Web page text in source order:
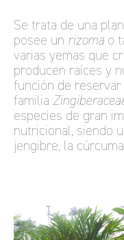
Se trata de una
posee un rizoma o
varias yemas que
producen raíces y
función de
familia
especies de gran
nutricional, siendo
jengibre, la